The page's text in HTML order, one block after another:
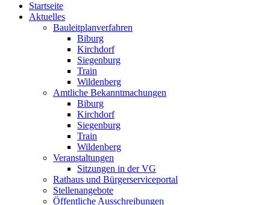
Startseite
Aktuelles
Bauleitplanverfahren
Biburg
Kirchdorf
Siegenburg
Train
Wildenberg
Amtliche Bekanntmachungen
Biburg
Kirchdorf
Siegenburg
Train
Wildenberg
Veranstaltungen
Sitzungen in der VG
Rathaus und Bürgerserviceportal
Stellenangebote
Öffentliche Ausschreibungen